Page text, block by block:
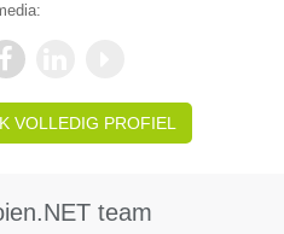
VOLLEDIG PROFIEL
team